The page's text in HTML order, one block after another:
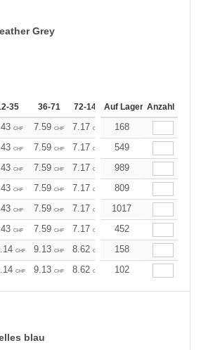
Grey
35 36-71 72-143 144-287 288 +
Auf Lager Anzahl
CHF 7.59 CHF 7.17 CHF 6.75
168
CHF 7.59 CHF 7.17 CHF 6.75
549
CHF 7.59 CHF 7.17 CHF 6.75
989
CHF 7.59 CHF 7.17 CHF 6.75
809
CHF 7.59 CHF 7.17 CHF 6.75
1017
CHF 7.59 CHF 7.17 CHF 6.75
452
CHF 9.13 CHF 8.62 CHF 8.11
158
CHF 9.13 CHF 8.62 CHF 8.11
102
blau